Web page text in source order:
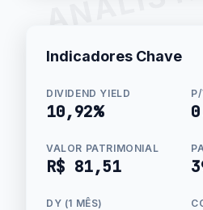
Indicadores Chave
DIVIDEND YIELD
10,92%
VALOR PATRIMONIAL
R$ 81,51
DY (1 MÊS)